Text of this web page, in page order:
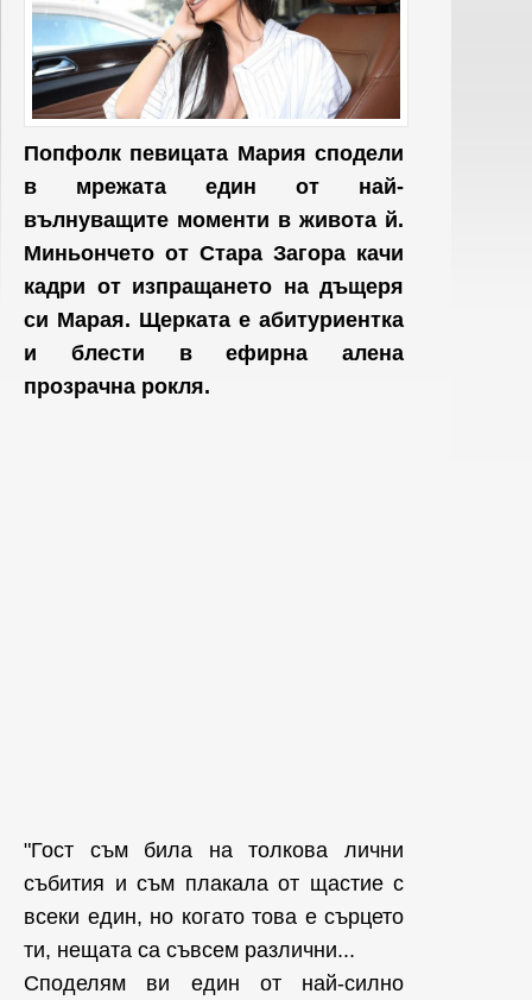
Попфолк певицата Мария сподели
в мрежата един от най-
вълнуващите моменти в живота й.
Миньончето от Стара Загора качи
кадри от изпращането на дъщеря
си Марая. Щерката е абитуриентка
и блести в ефирна алена
прозрачна рокля.
"Гост съм била на толкова лични
събития и съм плакала от щастие с
всеки един, но когато това е сърцето
ти, нещата са съвсем различни...
Споделям ви един от най-силно